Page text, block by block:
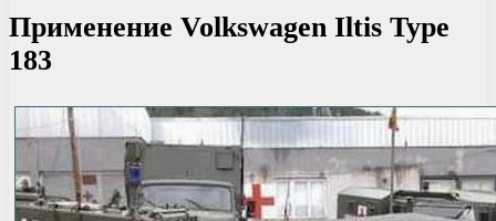
Применение Volkswagen Iltis Type
183